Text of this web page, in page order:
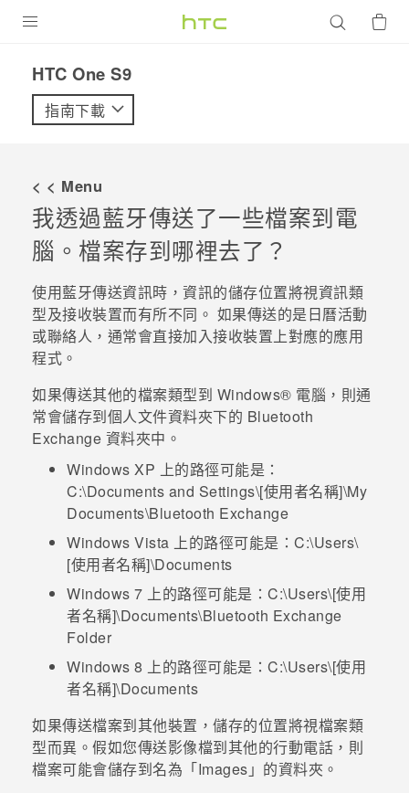
VIVE
配件
VIVERSE
優惠專區
焦點訊息
校園專案
企業採購
銷售門市
銷售通路
支援服務
VIVELAND
登入
HTC One S9‎
指南下載
< < Menu
我透過藍牙傳送了一些檔案到電
腦。檔案存到哪裡去了？
使用藍牙傳送資訊時，資訊的儲存位置將視資訊類
型及接收裝置而有所不同。 如果傳送的是日曆活動
或聯絡人，通常會直接加入接收裝置上對應的應用
程式。
如果傳送其他的檔案類型到 Windows® 電腦，則通
常會儲存到個人文件資料夾下的 Bluetooth
Exchange 資料夾中。
Windows XP 上的路徑可能是：
C:\Documents and Settings\[使用者名稱]\My
Documents\Bluetooth Exchange
Windows Vista 上的路徑可能是： C:\Users\
[使用者名稱]\Documents
Windows 7 上的路徑可能是： C:\Users\[使用
者名稱]\Documents\Bluetooth Exchange
Folder
Windows 8 上的路徑可能是： C:\Users\[使用
者名稱]\Documents
如果傳送檔案到其他裝置，儲存的位置將視檔案類
型而異。假如您傳送影像檔到其他的行動電話，則
檔案可能會儲存到名為「Images」的資料夾。